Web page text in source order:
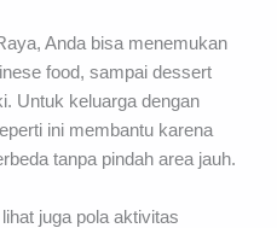
Anda bisa menemukan
food, sampai dessert
Untuk keluarga dengan
ini membantu karena
tanpa pindah area jauh.
juga pola aktivitas